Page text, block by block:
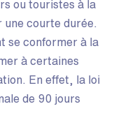
ou touristes à la
courte durée.
se conformer à la
à certaines
En effet, la loi
de 90 jours